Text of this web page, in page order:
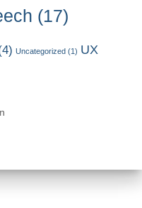
(17)
Uncategorized (1) UX